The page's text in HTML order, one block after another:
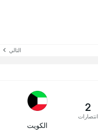
التالي
2
انتصارات
الكويت